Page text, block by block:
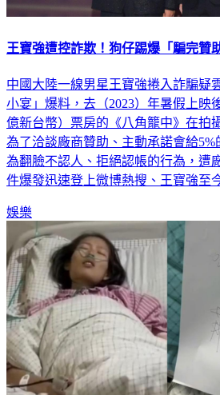
王寶強遭控詐欺！狗仔踢爆「騙完贊
中國大陸一線男星王寶強捲入詐騙疑
小宴」爆料，去（2023）年暑假上映
億新台幣）票房的《八角籠中》在拍
為了洽談廠商贊助、主動承諾會給5%
為翻臉不認人、拒絕認帳的行為，遭
件爆發迅速登上微博熱搜、王寶強至
娛樂